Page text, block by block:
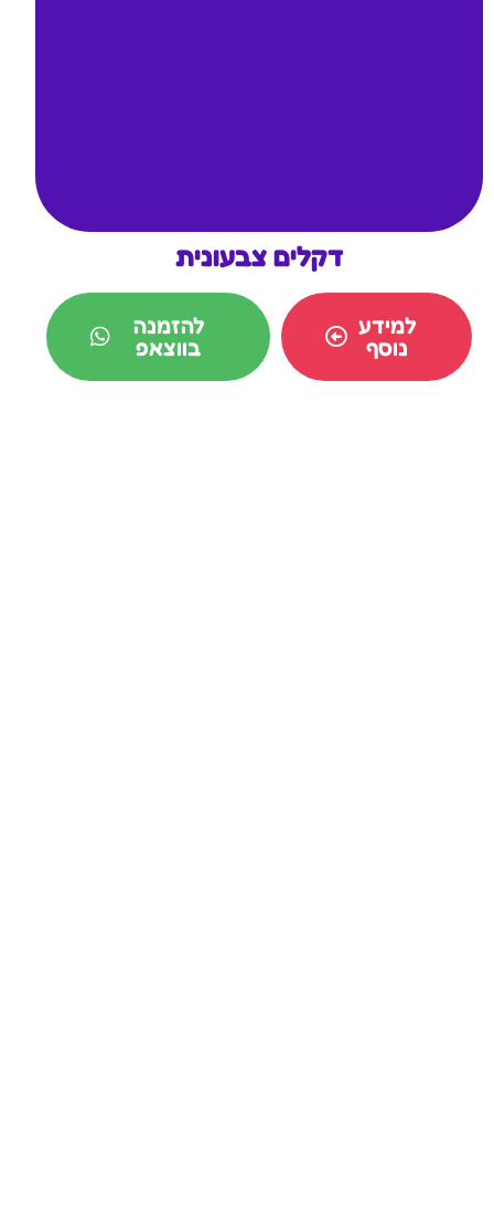
דקלים צבעונית
למידע
נוסף
להזמנה
בווצאפ